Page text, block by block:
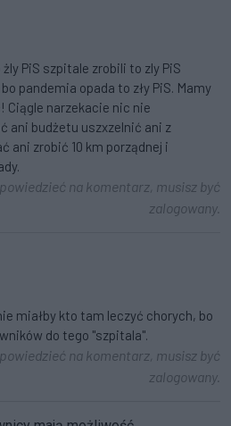
PiS szpitale zrobili to zly PiS
pandemia opada to zły PiS. Mamy
Ciągle narzekacie nic nie
ani budżetu uszxzelnić ani z
ani zrobić 10 km porządnej i
na komentarz, musisz być
zalogowany.
miałby kto tam leczyć chorych, bo
do tego "szpitala".
na komentarz, musisz być
zalogowany.